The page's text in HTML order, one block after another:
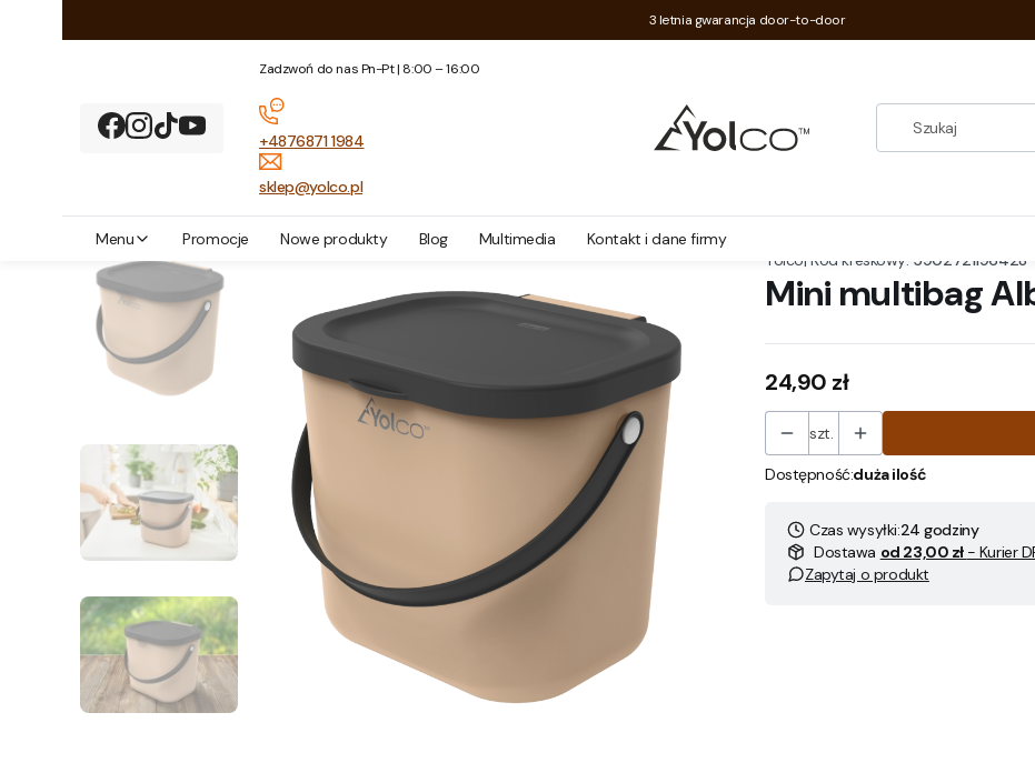
3 letnia gwarancja door-to-door
Zadzwoń do nas Pn-Pt | 8:00 – 16:00
+4876871 1984
sklep@yolco.pl
Menu Promocje Nowe produkty Blog Multimedia Kontakt i dane firmy
Mini multibag Albula Yolco 6l
Yolco|Kod kreskowy: 5902721196428
Mini multibag
Cena
24,90 zł
szt.
Dostępność:duża ilość
Czas wysyłki:24 godziny
Dostawa od 23,00 zł - Kurier
Zapytaj o produkt